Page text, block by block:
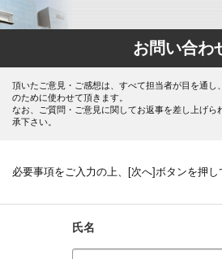
お問い合わ
頂いたご意見・ご感想は、すべて担当者が目を通し
のために使わせて頂きます。
なお、ご質問・ご意見に関してお返事を差し上げら
承下さい。
必要事項をご入力の上、[次へ]ボタンを押し
氏名